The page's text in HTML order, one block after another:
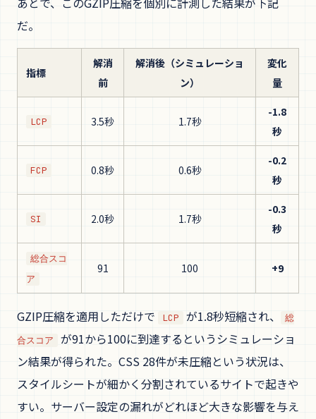
だ。
指標
解消
前
解消後（シミュレーショ
ン）
変化
量
LCP 3.5秒 1.7秒
-1.8
秒
FCP 0.8秒 0.6秒
-0.2
秒
SI 2.0秒 1.7秒
-0.3
秒
総合スコ
ア
91 100 +9
GZIP圧縮を適用しただけで LCP が1.8秒短縮され、
総
合スコア
が91から100に到達するというシミュレーショ
ン結果が得られた。CSS 28件が未圧縮という状況は、
スタイルシートが細かく分割されているサイトで起きや
すい。サーバー設定の漏れがどれほど大きな影響を与え